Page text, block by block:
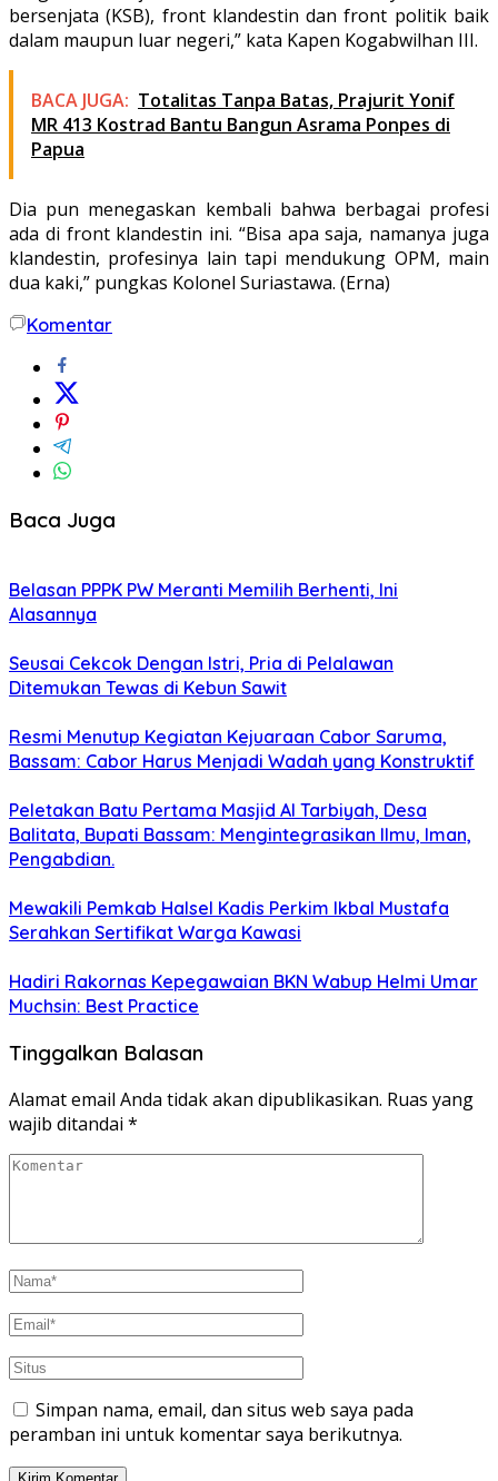
bersenjata (KSB), front klandestin dan front politik baik
dalam maupun luar negeri,” kata Kapen Kogabwilhan III.
BACA JUGA: Totalitas Tanpa Batas, Prajurit Yonif
MR 413 Kostrad Bantu Bangun Asrama Ponpes di
Papua
Dia pun menegaskan kembali bahwa berbagai profesi
ada di front klandestin ini. “Bisa apa saja, namanya juga
klandestin, profesinya lain tapi mendukung OPM, main
dua kaki,” pungkas Kolonel Suriastawa. (Erna)
Komentar
Baca Juga
Belasan PPPK PW Meranti Memilih Berhenti, Ini
Alasannya
Seusai Cekcok Dengan Istri, Pria di Pelalawan
Ditemukan Tewas di Kebun Sawit
Resmi Menutup Kegiatan Kejuaraan Cabor Saruma,
Bassam: Cabor Harus Menjadi Wadah yang Konstruktif
Peletakan Batu Pertama Masjid Al Tarbiyah, Desa
Balitata, Bupati Bassam: Mengintegrasikan Ilmu, Iman,
Pengabdian.
Mewakili Pemkab Halsel Kadis Perkim Ikbal Mustafa
Serahkan Sertifikat Warga Kawasi
Hadiri Rakornas Kepegawaian BKN Wabup Helmi Umar
Muchsin: Best Practice
Tinggalkan Balasan
Alamat email Anda tidak akan dipublikasikan. Ruas yang
wajib ditandai *
Simpan nama, email, dan situs web saya pada
peramban ini untuk komentar saya berikutnya.